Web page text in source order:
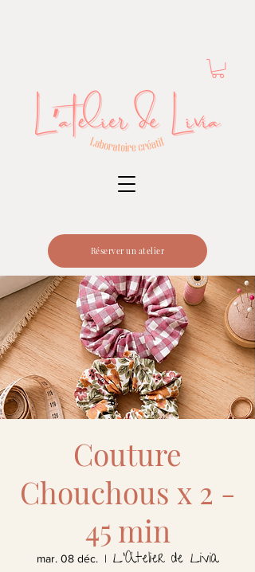
Réserver un atelier
Couture
Chouchous x 2 -
45 min
mar. 08 déc.
  |
L'Atelier de Livia